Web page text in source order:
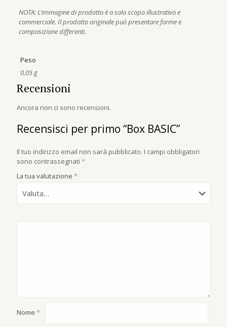
NOTA: L’immagine di prodotto è a solo scopo illustrativo e
commerciale. Il prodotto originale può presentare forme e
composizione differenti.
Peso
0,05 g
Recensioni
Ancora non ci sono recensioni.
Recensisci per primo “Box BASIC”
Il tuo indirizzo email non sarà pubblicato. I campi obbligatori
sono contrassegnati *
La tua valutazione *
Nome *